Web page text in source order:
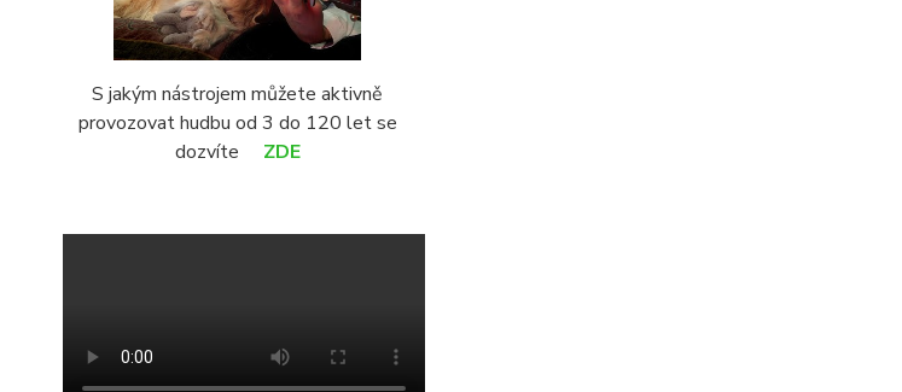
S jakým nástrojem můžete aktivně
provozovat hudbu od 3 do 120 let se
dozvíte ZDE